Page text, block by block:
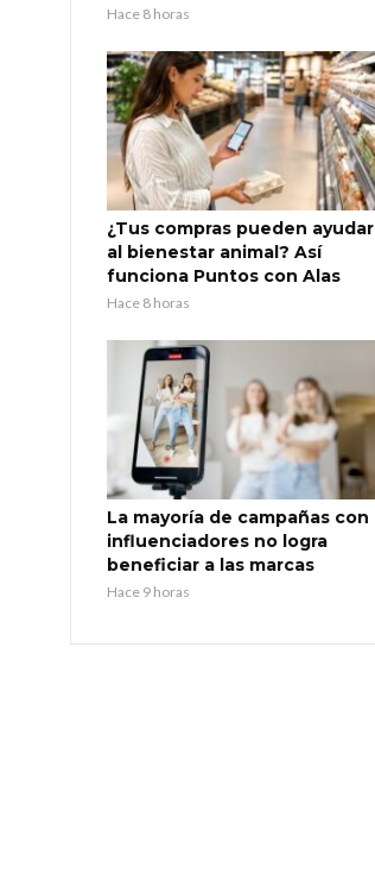
Hace 8 horas
¿Tus compras pueden ayudar
al bienestar animal? Así
funciona Puntos con Alas
Hace 8 horas
La mayoría de campañas con
influenciadores no logra
beneficiar a las marcas
Hace 9 horas